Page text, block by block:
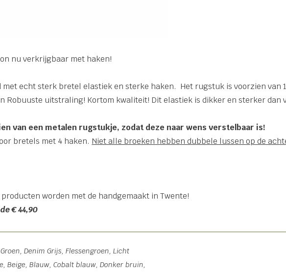
nu verkrijgbaar met haken!
echt sterk bretel elastiek en sterke haken. Het rugstuk is voorzien
Robuuste uitstraling! Kortom kwaliteit! Dit elastiek is dikker en sterker dan
van een metalen rugstukje, zodat deze naar wens verstelbaar is!
bretels met 4 haken. Niet alle broeken hebben dubbele lussen op de
worden met de handgemaakt in Twente!
€ 44,90
Denim Grijs, Flessengroen, Licht
Beige, Blauw, Cobalt blauw, Donker bruin,